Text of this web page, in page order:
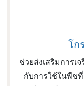
โกรฮาว 16-
โ
ช่วยส่งเสริมการเ
กับการใช้ในพืช